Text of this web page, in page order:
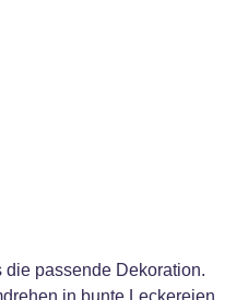
passende Dekoration.
in bunte Leckereien.